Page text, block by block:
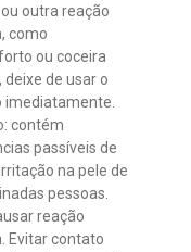
outra reação
como
ou coceira
deixe de usar o
imediatamente.
contém
passíveis de
na pele de
pessoas.
reação
Evitar contato